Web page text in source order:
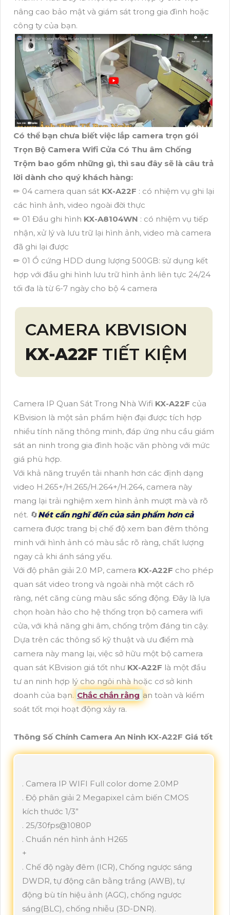
nâng cao bảo mật và giám sát trong gia đình hoặc
công ty của bạn.
Có thể bạn chưa biết việc lắp camera trọn gói
Trọn Bộ Camera Wifi Cửa Có Thu âm Chống
Trộm bao gồm những gì, thì sau đây sẽ là câu trả
lời dành cho quý khách hàng:
✏ 04 camera quan sát KX-A22F : có nhiệm vụ ghi lại
các hình ảnh, video ngoài đời thực
✏ 01 Đầu ghi hình KX-A8104WN : có nhiệm vụ tiếp
nhận, xử lý và lưu trữ lại hình ảnh, video mà camera
đã ghi lại được
✏ 01 Ổ cứng HDD dung lượng 500GB: sử dụng kết
hợp với đầu ghi hình lưu trữ hình ảnh liên tực 24/24
tối đa là từ 6-7 ngày cho bộ 4 camera
CAMERA KBVISION
KX-A22F TIẾT KIỆM
Camera IP Quan Sát Trong Nhà Wifi KX-A22F của
KBvision là một sản phẩm hiện đại được tích hợp
nhiều tính năng thông minh, đáp ứng nhu cầu giám
sát an ninh trong gia đình hoặc văn phòng với mức
giá phù hợp.
Với khả năng truyền tải nhanh hơn các định dạng
video H.265+/H.265/H.264+/H.264, camera này
mang lại trải nghiệm xem hình ảnh mượt mà và rõ
nét. 🔄Nét cần nghĩ đến của sản phẩm hơn cả
camera được trang bị chế độ xem ban đêm thông
minh với hình ảnh có màu sắc rõ ràng, chất lượng
ngay cả khi ánh sáng yếu.
Với độ phân giải 2.0 MP, camera KX-A22F cho phép
quan sát video trong và ngoài nhà một cách rõ
ràng, nét căng cùng màu sắc sống động. Đây là lựa
chọn hoàn hảo cho hệ thống trọn bộ camera wifi
cửa, với khả năng ghi âm, chống trộm đáng tin cậy.
Dựa trên các thông số kỹ thuật và ưu điểm mà
camera này mang lại, việc sở hữu một bộ camera
quan sát KBvision giá tốt như KX-A22F là một đầu
tư an ninh hợp lý cho ngôi nhà hoặc cơ sở kinh
doanh của bạn. Chắc chắn rằng an toàn và kiểm
soát tốt mọi hoạt động xảy ra.
Thông Số Chính Camera An Ninh KX-A22F Giá tốt
. Camera IP WIFI Full color dome 2.0MP
. Độ phân giải 2 Megapixel cảm biến CMOS
kích thước 1/3”
. 25/30fps@1080P
. Chuẩn nén hình ảnh H265
+
. Chế độ ngày đêm (ICR), Chống ngược sáng
DWDR, tự động cân bằng trắng (AWB), tự
động bù tín hiệu ảnh (AGC), chống ngược
sáng(BLC), chống nhiễu (3D-DNR).